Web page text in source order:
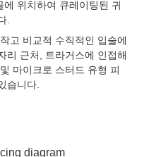
위치하여 큐레이팅된 귀
.
고 비교적 수직적인 입술에
리 근처, 트라거스에 인접해
마이크로 스터드 유형 피
습니다.